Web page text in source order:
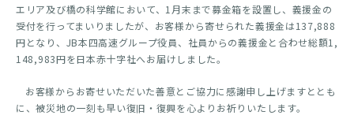
エリア及び橋の科学館において、1月末まで募金箱を設置し、義援金の
受付を行ってまいりましたが、お客様から寄せられた義援金は137,888
円となり、JB本四高速グループ役員、社員からの義援金と合わせ総額1,
148,983円を日本赤十字社へお届けしました。
お客様からお寄せいただいた善意とご協力に感謝申し上げますととも
に、被災地の一刻も早い復旧・復興を心よりお祈りいたします。